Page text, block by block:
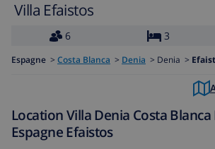
Villa Efaistos
6
3
Espagne > Costa Blanca > Denia > Denia >
Location Villa Denia Costa
Espagne Efaistos